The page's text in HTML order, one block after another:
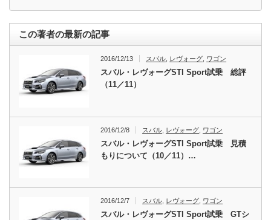
この著者の最新の記事
2016/12/13 スバル, レヴォーグ, ワゴン
スバル・レヴォーグSTI Sport試乗 総評
（11／11）
2016/12/8 スバル レヴォーグ ワゴン
スバル・レヴォーグSTI Sport試乗 見積
もりについて（10／11）…
2016/12/7 スバル レヴォーグ ワゴン
スバル・レヴォーグSTI Sport試乗 GTシ